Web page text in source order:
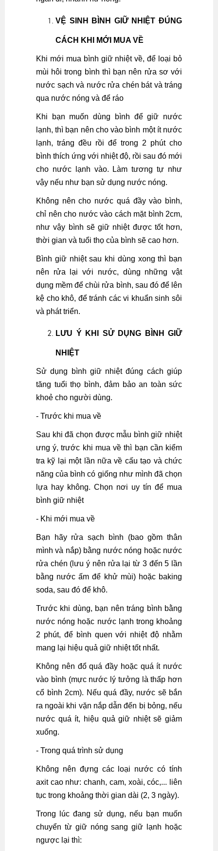
VỆ SINH BÌNH GIỮ NHIỆT ĐÚNG
CÁCH KHI MỚI MUA VỀ
Khi mới mua bình giữ nhiệt về, để loại bỏ
mùi hôi trong bình thì bạn nên rửa sơ với
nước sạch và nước rửa chén bát và tráng
qua nước nóng và để ráo
Khi bạn muốn dùng bình để giữ nước
lạnh, thì bạn nên cho vào bình một ít nước
lạnh, tráng đều rồi để trong 2 phút cho
bình thích ứng với nhiệt độ, rồi sau đó mới
cho nước lạnh vào. Làm tương tự như
vậy nếu như bạn sử dụng nước nóng.
Không nên cho nước quá đầy vào bình,
chỉ nên cho nước vào cách mặt bình 2cm,
như vậy bình sẽ giữ nhiệt được tốt hơn,
thời gian và tuổi thọ của bình sẽ cao hơn.
Bình giữ nhiệt sau khi dùng xong thì bạn
nên rửa lại với nước, dùng những vật
dụng mềm để chùi rửa bình, sau đó để lên
kệ cho khô, để tránh các vi khuẩn sinh sôi
và phát triển.
LƯU Ý KHI SỬ DỤNG BÌNH GIỮ
NHIỆT
Sử dụng bình giữ nhiệt đúng cách giúp
tăng tuổi thọ bình, đảm bảo an toàn sức
khoẻ cho người dùng.
- Trước khi mua về
Sau khi đã chọn được mẫu bình giữ nhiệt
ưng ý, trước khi mua về thì bạn cần kiểm
tra kỹ lại một lần nữa về cấu tạo và chức
năng của bình có giống như mình đã chọn
lựa hay không. Chọn nơi uy tín để mua
bình giữ nhiệt
- Khi mới mua về
Bạn hãy rửa sạch bình (bao gồm thân
mình và nắp) bằng nước nóng hoặc nước
rửa chén (lưu ý nên rửa lại từ 3 đến 5 lần
bằng nước ấm để khử mùi) hoặc baking
soda, sau đó để khô.
Trước khi dùng, bạn nên tráng bình bằng
nước nóng hoặc nước lạnh trong khoảng
2 phút, để bình quen với nhiệt độ nhằm
mang lại hiệu quả giữ nhiệt tốt nhất.
Không nên đổ quá đầy hoặc quá ít nước
vào bình (mực nước lý tưởng là thấp hơn
cổ bình 2cm). Nếu quá đầy, nước sẽ bắn
ra ngoài khi vặn nắp dẫn đến bị bỏng, nếu
nước quá ít, hiệu quả giữ nhiệt sẽ giảm
xuống.
- Trong quá trình sử dụng
Không nên đựng các loại nước có tính
axit cao như: chanh, cam, xoài, cóc,... liên
tục trong khoảng thời gian dài (2, 3 ngày).
Trong lúc đang sử dụng, nếu bạn muốn
chuyển từ giữ nóng sang giữ lạnh hoặc
ngược lại thì: